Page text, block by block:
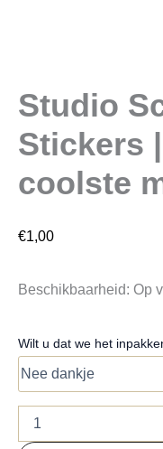
Studio
Stickers
coolste
€1,00
Beschikbaarheid: Op
Wilt u dat we het